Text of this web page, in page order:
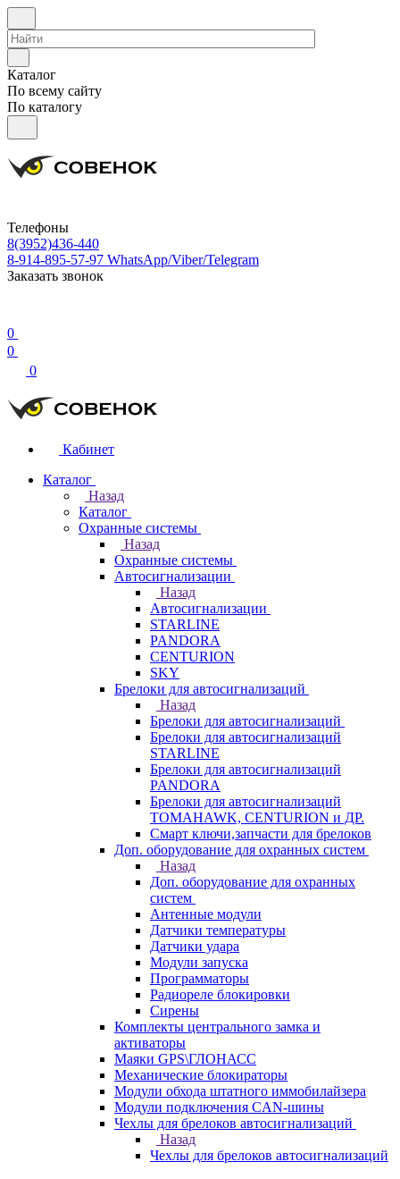
Каталог
По всему сайту
По каталогу
Телефоны
8(3952)436-440
8-914-895-57-97 WhatsApp/Viber/Telegram
Заказать звонок
0
0
0
Кабинет
Каталог
Назад
Каталог
Охранные системы
Назад
Охранные системы
Автосигнализации
Назад
Автосигнализации
STARLINE
PANDORA
CENTURION
SKY
Брелоки для автосигнализаций
Назад
Брелоки для автосигнализаций
Брелоки для автосигнализаций
STARLINE
Брелоки для автосигнализаций
PANDORA
Брелоки для автосигнализаций
TOMAHAWK, CENTURION и ДР.
Смарт ключи,запчасти для брелоков
Доп. оборудование для охранных систем
Назад
Доп. оборудование для охранных
систем
Антенные модули
Датчики температуры
Датчики удара
Модули запуска
Программаторы
Радиореле блокировки
Сирены
Комплекты центрального замка и
активаторы
Маяки GPS\ГЛОНАСС
Механические блокираторы
Модули обхода штатного иммобилайзера
Модули подключения CAN-шины
Чехлы для брелоков автосигнализаций
Назад
Чехлы для брелоков автосигнализаций